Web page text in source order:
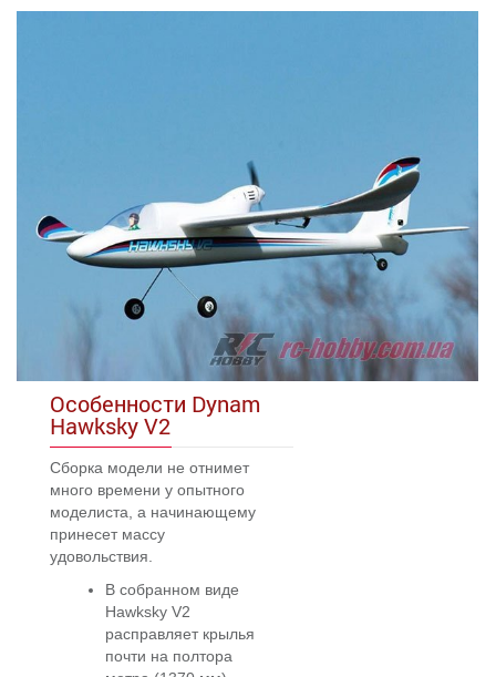
Особенности Dynam
Hawksky V2
Сборка модели не отнимет
много времени у опытного
моделиста, а начинающему
принесет массу
удовольствия.
В собранном виде
Hawksky V2
расправляет крылья
почти на полтора